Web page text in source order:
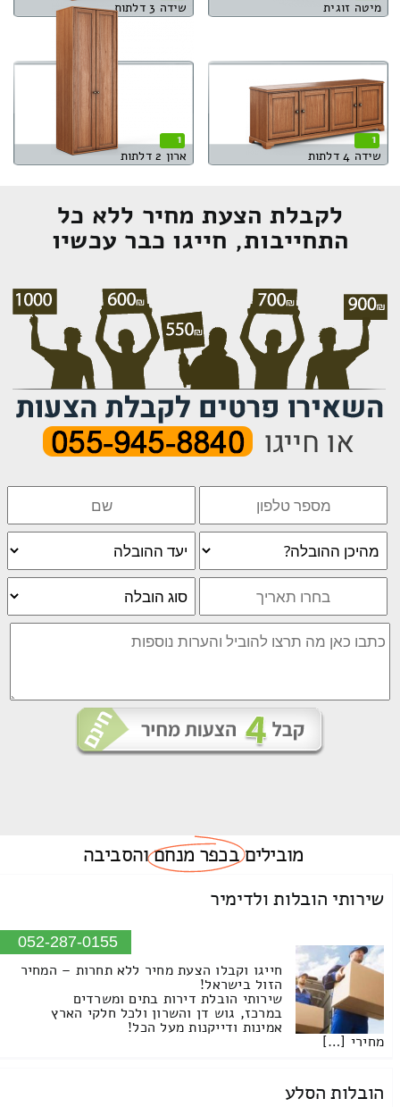
מיטה זוגית שידה 3 דלתות
1
שידה 4 דלתות
1
ארון 2 דלתות
לקבלת הצעת מחיר ללא כל
התחייבות, חייגו כבר עכשיו
מוביליםבכפר מנחםוהסביבה
שירותי הובלות ולדימיר
052-287-0155
חייגו וקבלו הצעת מחיר ללא תחרות – המחיר
הזול בישראל!
שירותי הובלת דירות בתים ומשרדים
במרכז, גוש דן והשרון ולכל חלקי הארץ
אמינות ודייקנות מעל הכל!
מחירי […]
הובלות הסלע